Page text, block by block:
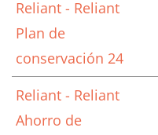
Reliant - Reliant
Plan de
conservación 24
Reliant - Reliant
Ahorro de